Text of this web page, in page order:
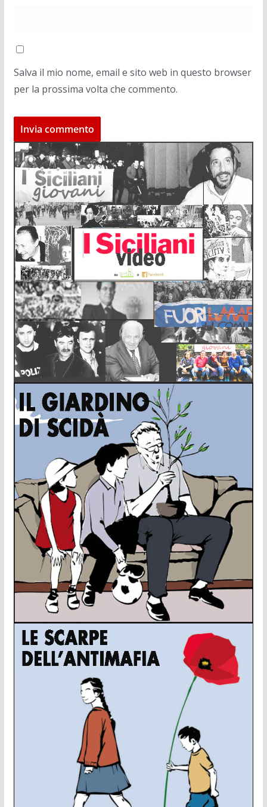
Salva il mio nome, email e sito web in questo browser
per la prossima volta che commento.